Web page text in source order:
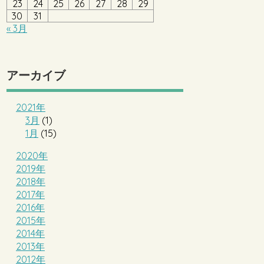
23 24 25 26 27 28
29
30
31
« 3月
アーカイブ
2021年
3月 (1)
1月 (15)
2020年
2019年
2018年
2017年
2016年
2015年
2014年
2013年
2012年